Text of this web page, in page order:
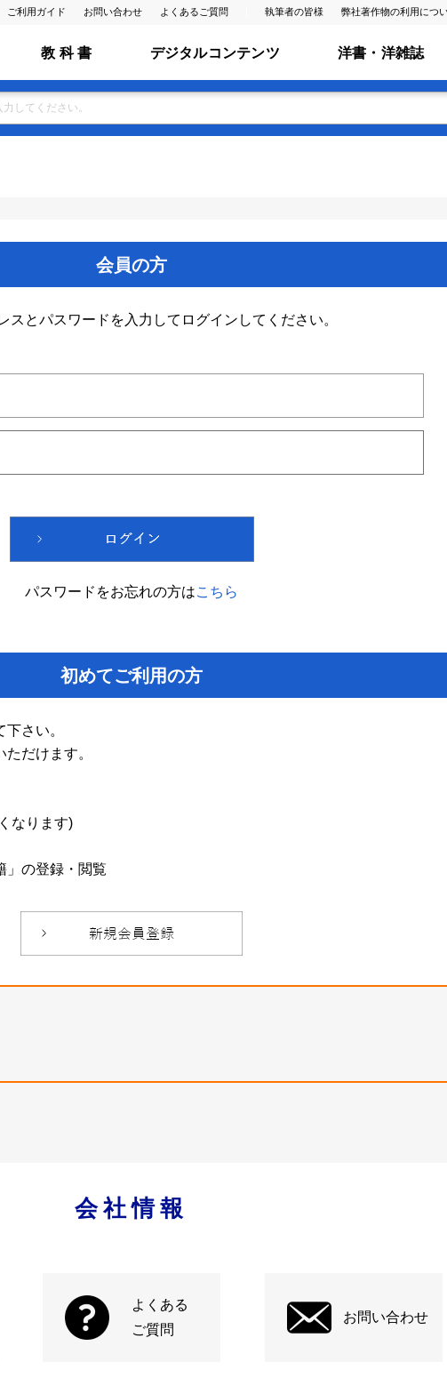
ご利用ガイド お問い合わせ よくあるご質問 執筆者の皆様 弊社著作物の利用につ
教 科 書 デジタルコンテンツ 洋書・洋雑誌
会員の方
スとパスワードを入力してログインしてください。
パスワードをお忘れの方はこちら
初めてご利用の方
さい。
だけます。
なります)
」の登録・閲覧
会社情報
よくある
ご質問
お問い合わせ